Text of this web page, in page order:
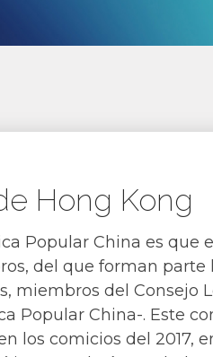
Hong Kong
Popular China es que
del que forman parte
miembros del Consejo
Popular China-. Este
los comicios del 2017,